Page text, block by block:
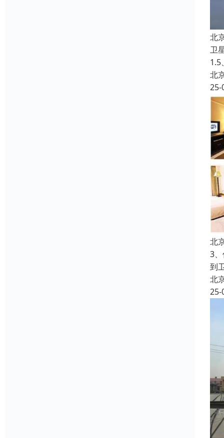
北
卫
1.5
北
25-
北
3
到
北
25-